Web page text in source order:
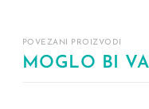
POVEZANI PROIZVODI
MOGLO BI